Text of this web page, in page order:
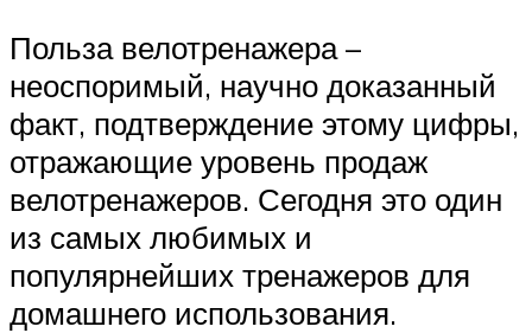
Польза велотренажера –
неоспоримый, научно доказанный
факт, подтверждение этому цифры,
отражающие уровень продаж
велотренажеров. Сегодня это один
из самых любимых и
популярнейших тренажеров для
домашнего использования.